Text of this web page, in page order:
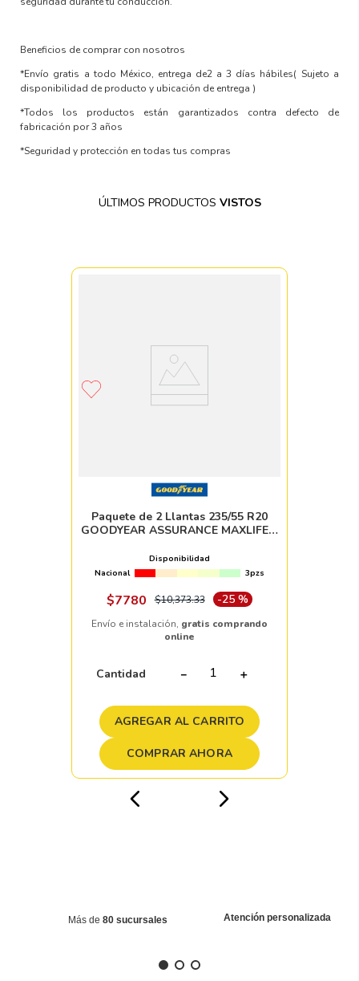
Beneficios de comprar con nosotros
*Envío gratis a todo México, entrega de2 a 3 días hábiles( Sujeto a
disponibilidad de producto y ubicación de entrega )
*Todos los productos están garantizados contra defecto de
fabricación por 3 años
*Seguridad y protección en todas tus compras
ÚLTIMOS PRODUCTOS VISTOS
Paquete de 2 Llantas 235/55 R20
GOODYEAR ASSURANCE MAXLIFE 2
Disponibilidad
Nacional
3pzs
$7780 $10,373.33 -25 %
Envío e instalación, gratis comprando
online
Cantidad ＋
－
AGREGAR AL CARRITO
COMPRAR AHORA
Más de 80 sucursales Atención personalizada